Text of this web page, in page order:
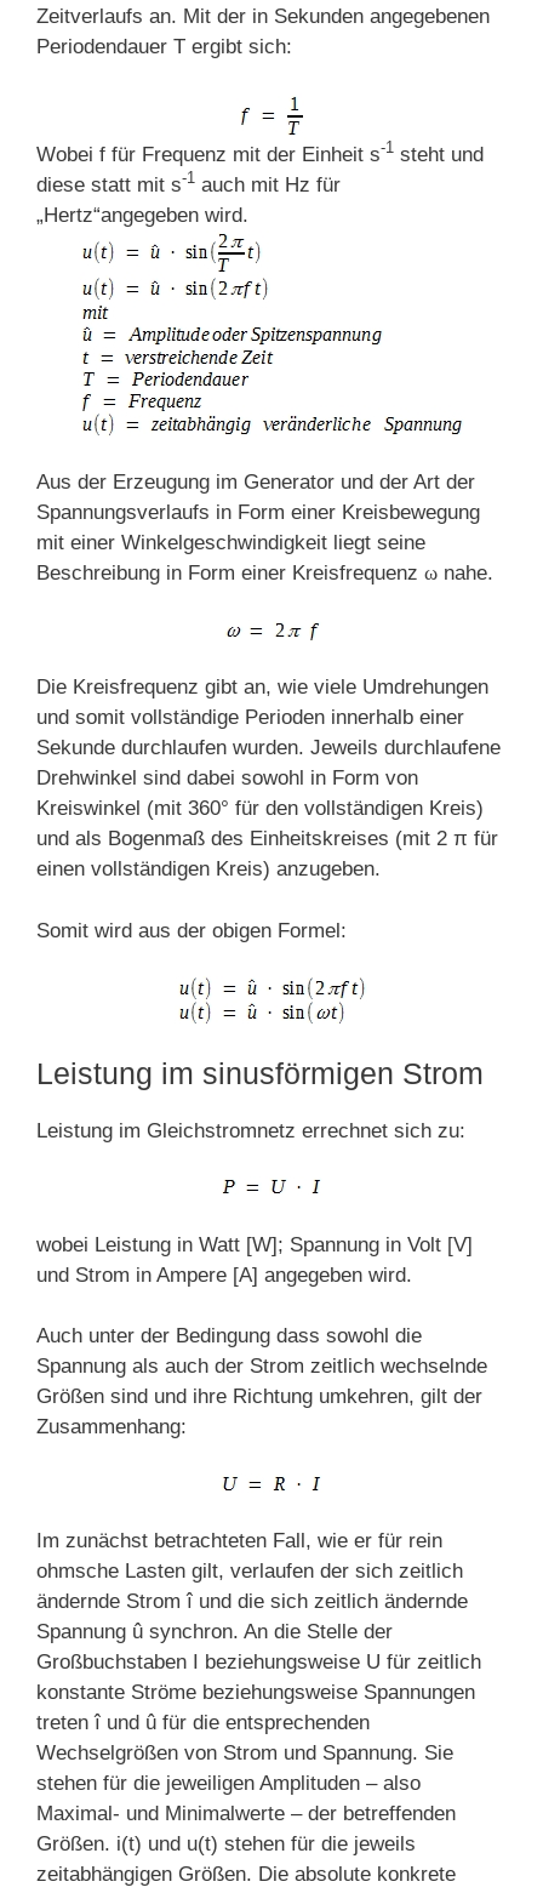
Zeitverlaufs an. Mit der in Sekunden angegebenen
Periodendauer T ergibt sich:
Wobei f für Frequenz mit der Einheit s-1 steht und
diese statt mit s-1 auch mit Hz für
„Hertz“angegeben wird.
Aus der Erzeugung im Generator und der Art der
Spannungsverlaufs in Form einer Kreisbewegung
mit einer Winkelgeschwindigkeit liegt seine
Beschreibung in Form einer Kreisfrequenz ω nahe.
Die Kreisfrequenz gibt an, wie viele Umdrehungen
und somit vollständige Perioden innerhalb einer
Sekunde durchlaufen wurden. Jeweils durchlaufene
Drehwinkel sind dabei sowohl in Form von
Kreiswinkel (mit 360° für den vollständigen Kreis)
und als Bogenmaß des Einheitskreises (mit 2 π für
einen vollständigen Kreis) anzugeben.
Somit wird aus der obigen Formel:
Leistung im sinusförmigen Strom
Leistung im Gleichstromnetz errechnet sich zu:
wobei Leistung in Watt [W]; Spannung in Volt [V]
und Strom in Ampere [A] angegeben wird.
Auch unter der Bedingung dass sowohl die
Spannung als auch der Strom zeitlich wechselnde
Größen sind und ihre Richtung umkehren, gilt der
Zusammenhang:
Im zunächst betrachteten Fall, wie er für rein
ohmsche Lasten gilt, verlaufen der sich zeitlich
ändernde Strom î und die sich zeitlich ändernde
Spannung û synchron. An die Stelle der
Großbuchstaben I beziehungsweise U für zeitlich
konstante Ströme beziehungsweise Spannungen
treten î und û für die entsprechenden
Wechselgrößen von Strom und Spannung. Sie
stehen für die jeweiligen Amplituden – also
Maximal- und Minimalwerte – der betreffenden
Größen. i(t) und u(t) stehen für die jeweils
zeitabhängigen Größen. Die absolute konkrete